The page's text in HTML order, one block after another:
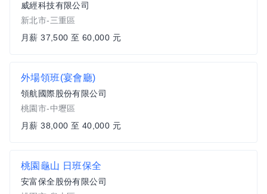
威經科技有限公司
新北市-三重區
月薪 37,500 至 60,000 元
外場領班(宴會廳)
領航國際股份有限公司
桃園市-中壢區
月薪 38,000 至 40,000 元
桃園龜山 日班保全
安富保全股份有限公司